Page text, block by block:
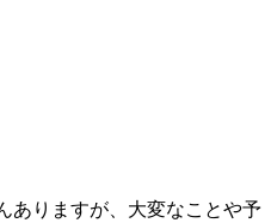
ありますが、大変なことや予